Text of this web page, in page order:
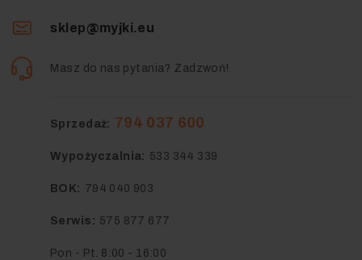
sklep@myjki.eu
Masz do nas pytania? Zadzwoń!
Sprzedaż: 794 037 600
Wypożyczalnia: 533 344 339
BOK: 794 040 903
Serwis: 575 877 677
Pon - Pt. 8:00 - 16:00